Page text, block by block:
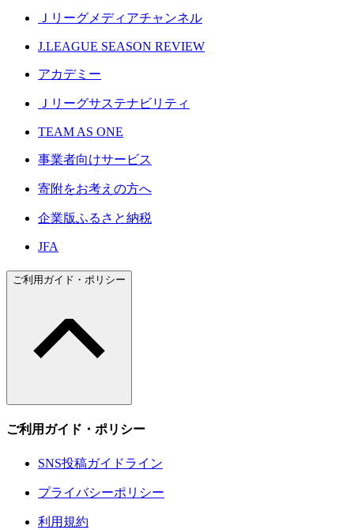
Ｊリーグメディアチャンネル
J.LEAGUE SEASON REVIEW
アカデミー
Ｊリーグサステナビリティ
TEAM AS ONE
事業者向けサービス
寄附をお考えの方へ
企業版ふるさと納税
JFA
ご利用ガイド・ポリシー
ご利用ガイド・ポリシー
SNS投稿ガイドライン
プライバシーポリシー
利用規約